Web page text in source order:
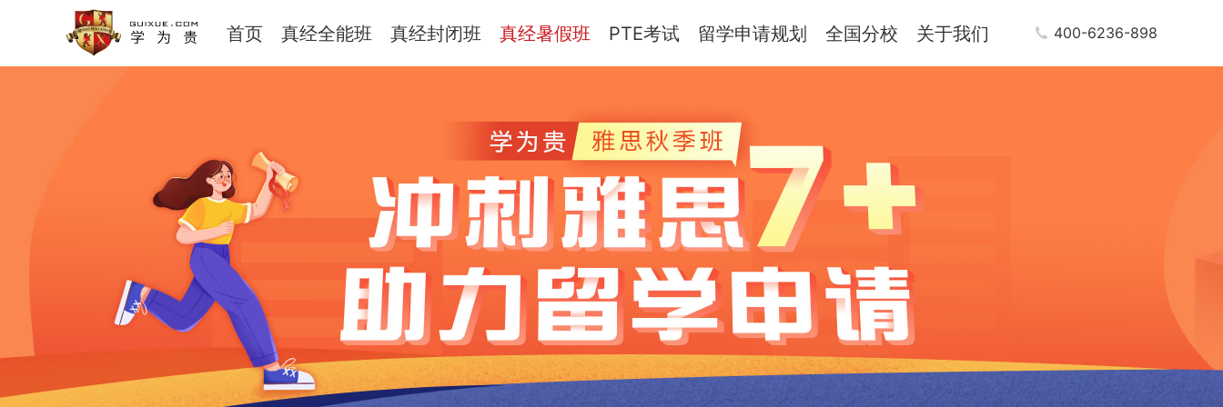
首页 真经全能班 真经封闭班 真经暑假班 PTE考试 留学申请规划 全国分校 关于我们 400-6236-898